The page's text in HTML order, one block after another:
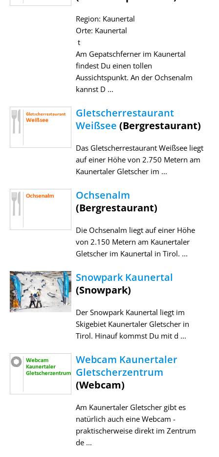
Region: Kaunertal
Orte: Kaunertal
t
Am Gepatschferner im Kaunertal
findest Du einen tollen
Aussichtspunkt. An der Ochsenalm
kannst D ...
Gletscherrestaurant
Weißsee (Bergrestaurant)
Das Gletscherrestaurant Weißsee liegt
auf einer Höhe von 2.750 Metern am
Kaunertaler Gletscher im ...
Ochsenalm
(Bergrestaurant)
Die Ochsenalm liegt auf einer Höhe
von 2.150 Metern am Kaunertaler
Gletscher im Kaunertal in Tirol. ...
Snowpark Kaunertal
(Snowpark)
Der Snowpark Kaunertal liegt im
Skigebiet Kaunertaler Gletscher in
Tirol. Hinauf kommst Du mit d ...
Webcam Kaunertaler
Gletscherzentrum
(Webcam)
Am Kaunertaler Gletscher gibt es
natürlich auch eine Webcam -
praktischerweise direkt im Zentrum
de ...